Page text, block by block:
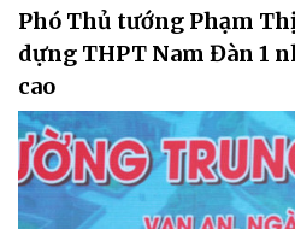
Phó Thủ tướng Phạm
dựng THPT Nam Đàn 1
cao